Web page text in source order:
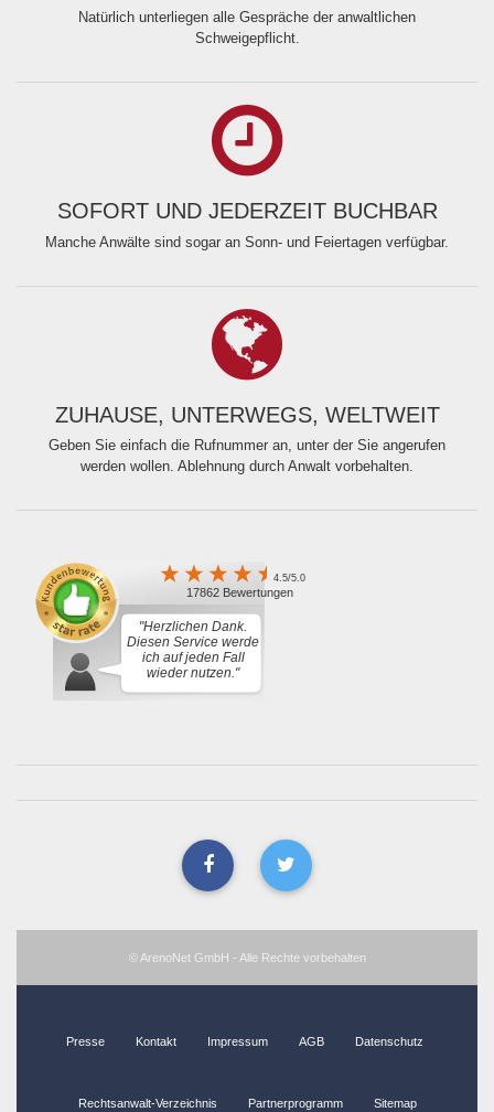
Natürlich unterliegen alle Gespräche der anwaltlichen
Schweigepflicht.
SOFORT UND JEDERZEIT BUCHBAR
Manche Anwälte sind sogar an Sonn- und Feiertagen verfügbar.
ZUHAUSE, UNTERWEGS, WELTWEIT
Geben Sie einfach die Rufnummer an, unter der Sie angerufen
werden wollen. Ablehnung durch Anwalt vorbehalten.
4.5/5.0
17862 Bewertungen
"Herzlichen Dank.
Diesen Service werde
ich auf jeden Fall
wieder nutzen."
© ArenoNet GmbH - Alle Rechte vorbehalten
Presse Kontakt Impressum AGB Datenschutz
Rechtsanwalt-Verzeichnis Partnerprogramm Sitemap